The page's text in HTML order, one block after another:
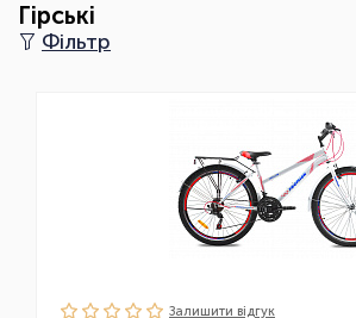
Гірські
Фільтр
Залишити вiдгук